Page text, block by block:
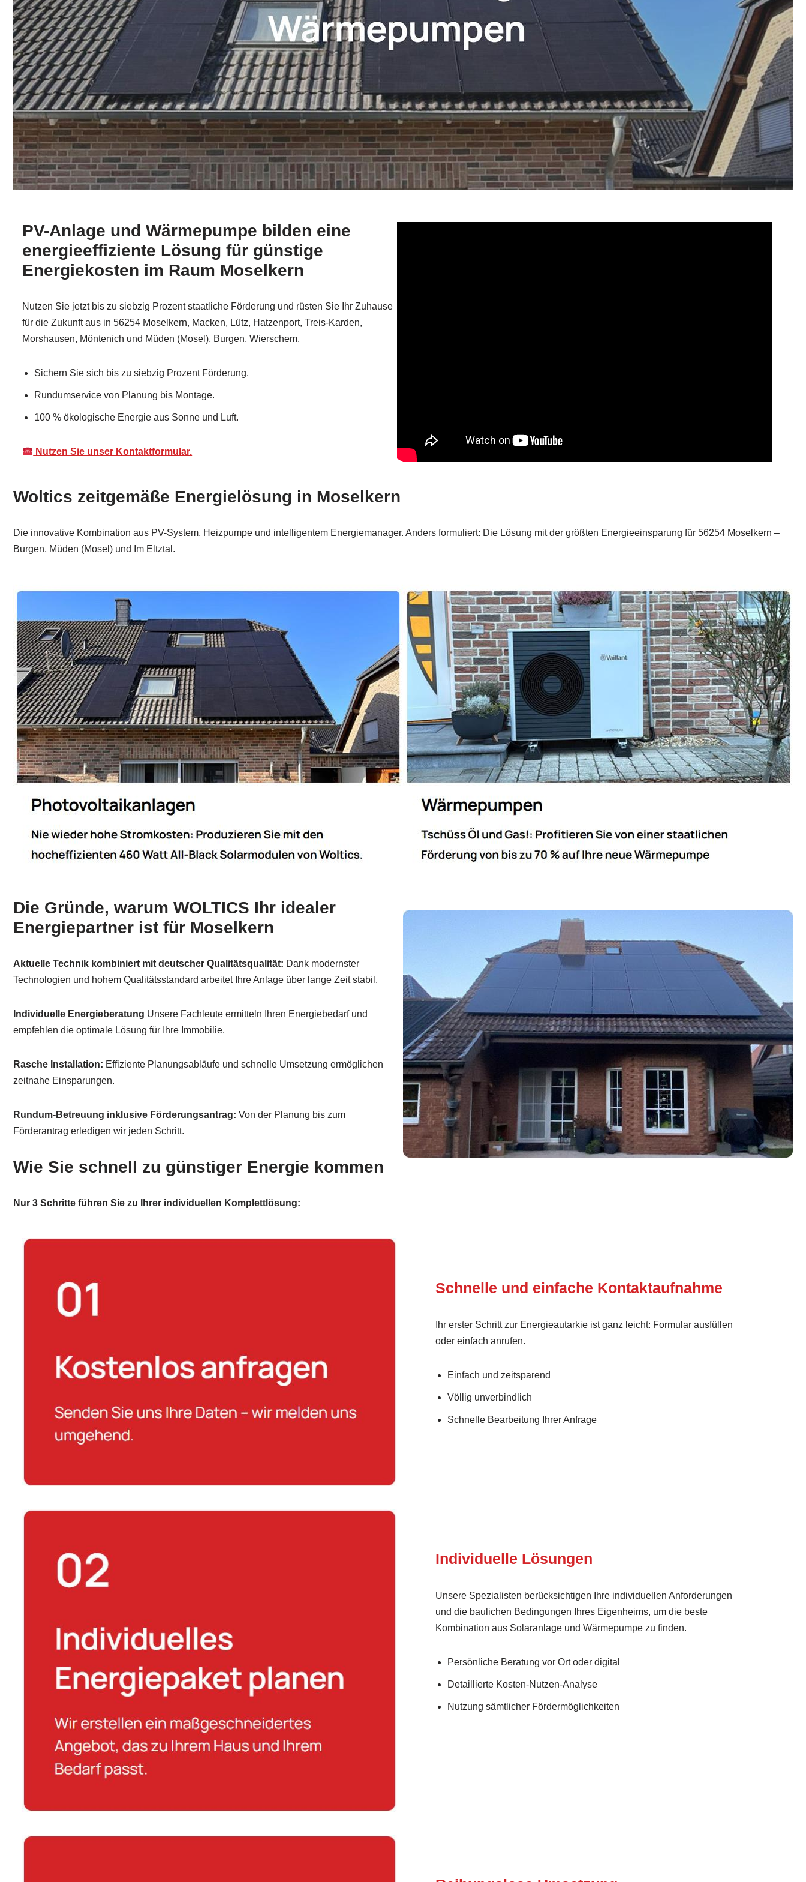
PV-Anlage und Wärmepumpe bilden eine
energieeffiziente Lösung für günstige
Energiekosten im Raum Moselkern
Nutzen Sie jetzt bis zu siebzig Prozent staatliche Förderung und rüsten Sie Ihr Zuhause
für die Zukunft aus in 56254 Moselkern, Macken, Lütz, Hatzenport, Treis-Karden,
Morshausen, Möntenich und Müden (Mosel), Burgen, Wierschem.
Sichern Sie sich bis zu siebzig Prozent Förderung.
Rundumservice von Planung bis Montage.
100 % ökologische Energie aus Sonne und Luft.
Nutzen Sie unser Kontaktformular.
Woltics zeitgemäße Energielösung in Moselkern
Die innovative Kombination aus PV-System, Heizpumpe und intelligentem Energiemanager. Anders formuliert: Die Lösung mit der größten Energieeinsparung für 56254 Moselkern –
Burgen, Müden (Mosel) und Im Eltztal.
Die Gründe, warum WOLTICS Ihr idealer
Energiepartner ist für Moselkern
Aktuelle Technik kombiniert mit deutscher Qualitätsqualität: Dank modernster
Technologien und hohem Qualitätsstandard arbeitet Ihre Anlage über lange Zeit stabil.
Individuelle Energieberatung Unsere Fachleute ermitteln Ihren Energiebedarf und
empfehlen die optimale Lösung für Ihre Immobilie.
Rasche Installation: Effiziente Planungsabläufe und schnelle Umsetzung ermöglichen
zeitnahe Einsparungen.
Rundum-Betreuung inklusive Förderungsantrag: Von der Planung bis zum
Förderantrag erledigen wir jeden Schritt.
Wie Sie schnell zu günstiger Energie kommen
Nur 3 Schritte führen Sie zu Ihrer individuellen Komplettlösung:
Schnelle und einfache Kontaktaufnahme
Ihr erster Schritt zur Energieautarkie ist ganz leicht: Formular ausfüllen
oder einfach anrufen.
Einfach und zeitsparend
Völlig unverbindlich
Schnelle Bearbeitung Ihrer Anfrage
Individuelle Lösungen
Unsere Spezialisten berücksichtigen Ihre individuellen Anforderungen
und die baulichen Bedingungen Ihres Eigenheims, um die beste
Kombination aus Solaranlage und Wärmepumpe zu finden.
Persönliche Beratung vor Ort oder digital
Detaillierte Kosten-Nutzen-Analyse
Nutzung sämtlicher Fördermöglichkeiten